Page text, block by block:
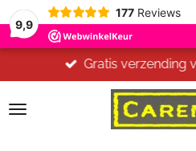
9,9
177 Reviews
Gratis verzending